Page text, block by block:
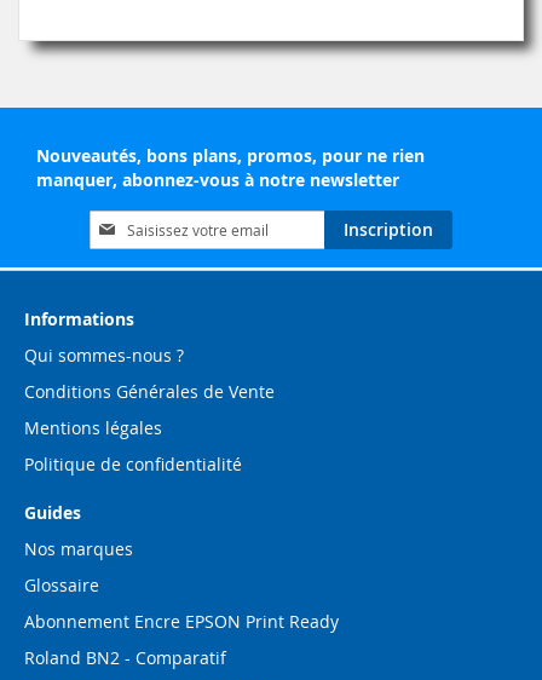
Nouveautés, bons plans, promos, pour ne rien
manquer, abonnez-vous à notre newsletter
Inscription
à
notre
d’information
Inscription
Informations
Qui sommes-nous ?
Conditions Générales de Vente
Mentions légales
Politique de confidentialité
Guides
Nos marques
Glossaire
Abonnement Encre EPSON Print Ready
Roland BN2 - Comparatif